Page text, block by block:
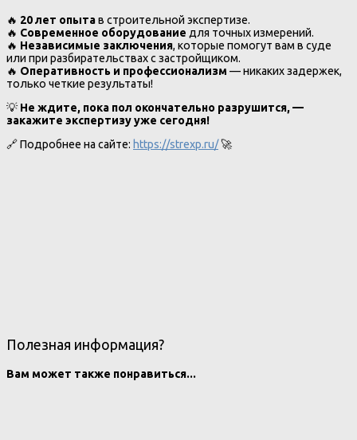
🔥 20 лет опытав строительной экспертизе.
🔥 Современное оборудование для точных измерений.
🔥 Независимые заключения, которые помогут вам в суде
или при разбирательствах с застройщиком.
🔥 Оперативность и профессионализм — никаких задержек,
только четкие результаты!
💡 Не ждите, пока пол окончательно разрушится, —
закажите экспертизу уже сегодня!
🔗 Подробнее на сайте: https://strexp.ru/🚀
Полезная информация?
Вам может также понравиться...